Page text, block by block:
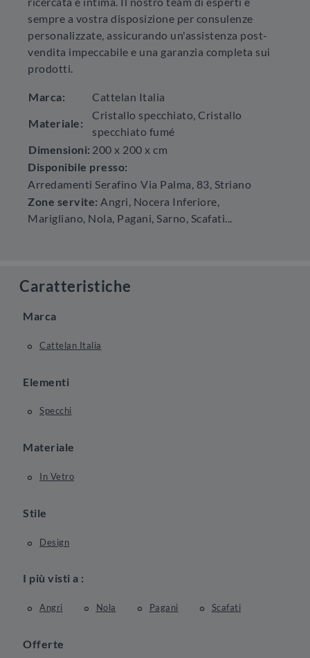
sempre a vostra disposizione per consulenze
personalizzate, assicurando un'assistenza post-
vendita impeccabile e una garanzia completa sui
prodotti.
Marca:
Cattelan Italia
Materiale:
Cristallo specchiato, Cristallo
specchiato fumé
Dimensioni: 200 x 200 x cm
Disponibile presso:
Arredamenti Serafino Via Palma, 83, Striano
Zone servite: Angri, Nocera Inferiore,
Marigliano, Nola, Pagani, Sarno, Scafati...
Caratteristiche
Marca
Cattelan Italia
Elementi
Specchi
Materiale
In Vetro
Stile
Design
I più visti a :
Angri Nola Pagani Scafati
Offerte